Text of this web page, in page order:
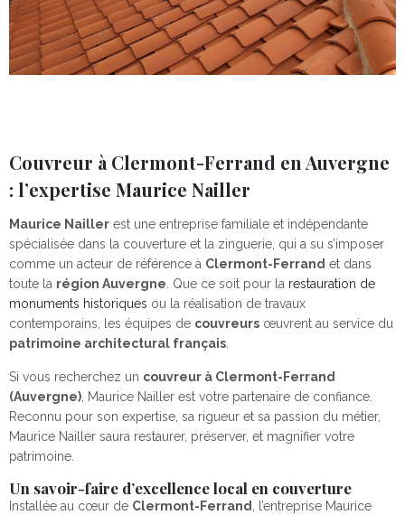
Couvreur à Clermont-Ferrand en Auvergne
: l’expertise Maurice Nailler
Maurice Nailler est une entreprise familiale et indépendante
spécialisée dans la couverture et la zinguerie, qui a su s’imposer
comme un acteur de référence à Clermont-Ferrand et dans
toute la région Auvergne. Que ce soit pour la restauration de
monuments historiques ou la réalisation de travaux
contemporains, les équipes de couvreurs œuvrent au service du
patrimoine architectural français.
Si vous recherchez un couvreur à Clermont-Ferrand
(Auvergne), Maurice Nailler est votre partenaire de confiance.
Reconnu pour son expertise, sa rigueur et sa passion du métier,
Maurice Nailler saura restaurer, préserver, et magnifier votre
patrimoine.
Un savoir-faire d’excellence local en couverture
Installée au cœur de Clermont-Ferrand, l’entreprise Maurice